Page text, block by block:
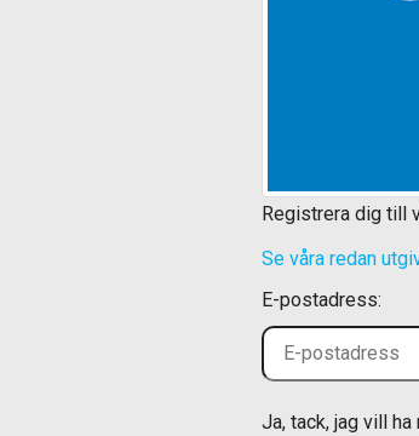
Registrera dig till
Se våra redan
E-postadress:
Ja, tack, jag vill